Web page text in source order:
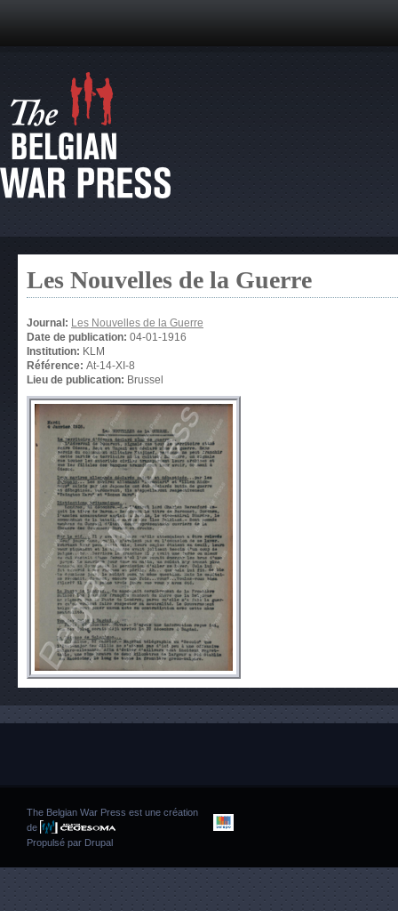
Les Nouvelles de la Guerre
Journal: Les Nouvelles de la Guerre
Date de publication: 04-01-1916
Institution: KLM
Référence: At-14-XI-8
Lieu de publication: Brussel
The Belgian War Press est une création
de
Propulsé par Drupal